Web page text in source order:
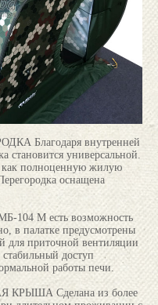
Благодаря внутренней
становится универсальной.
как полноценную жилую
оснащена
М есть возможность
в палатке предусмотрены
для приточной вентиляции
доступ
работы печи.
Сделана из более